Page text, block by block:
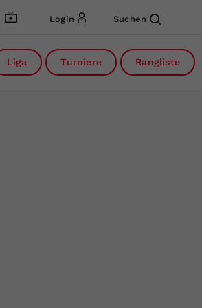
Login Suchen
Liga Turniere Rangliste